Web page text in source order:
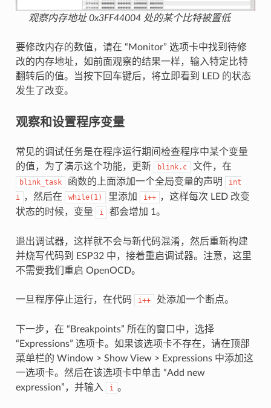
观察内存地址 0x3FF44004 处的某个比特被置低
要修改内存的数值，请在 “Monitor” 选项卡中找到待修
改的内存地址，如前面观察的结果一样，输入特定比特
翻转后的值。当按下回车键后，将立即看到 LED 的状态
发生了改变。
观察和设置程序变量
常见的调试任务是在程序运行期间检查程序中某个变量
的值，为了演示这个功能，更新
blink.c 文件，在
blink_task 函数的上面添加一个全局变量的声明
int
i ，然后在 while(1) 里添加 i++ ，这样每次 LED 改变
状态的时候，变量
i 都会增加 1。
退出调试器，这样就不会与新代码混淆，然后重新构建
并烧写代码到 ESP32 中，接着重启调试器。注意，这里
不需要我们重启 OpenOCD。
一旦程序停止运行，在代码 i++ 处添加一个断点。
下一步，在 “Breakpoints” 所在的窗口中，选择
“Expressions” 选项卡。如果该选项卡不存在，请在顶部
菜单栏的 Window > Show View > Expressions 中添加这
一选项卡。然后在该选项卡中单击 “Add new
expression”，并输入
i 。